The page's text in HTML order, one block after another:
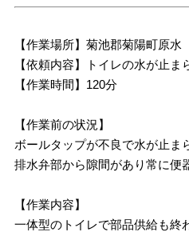
【作業場所】菊池郡菊陽町原水
【依頼内容】トイレの水が止ま
【作業時間】120分
【作業前の状況】
ボールタップが不良で水が止ま
排水弁部から隙間があり常に便
【作業内容】
一体型のトイレで部品供給も終